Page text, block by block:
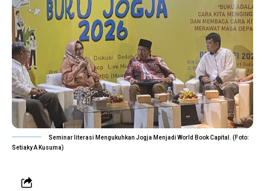
Seminar literasi Mengukuhkan Jogja Menjadi World Book Capital. (Foto:
Setiaky A Kusuma)